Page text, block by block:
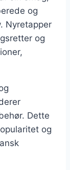
og
Nyretapper
og
Dette
og